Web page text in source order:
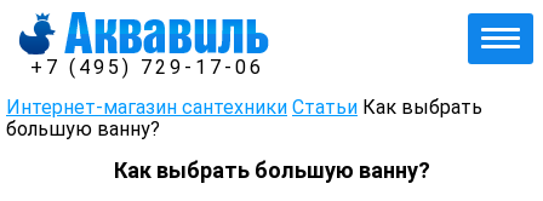
+7 (495) 729-17-06
Интернет-магазин сантехники Статьи Как выбрать
большую ванну?
Как выбрать большую ванну?